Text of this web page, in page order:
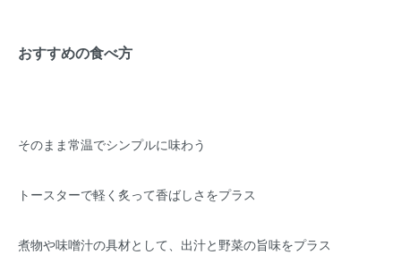
おすすめの食べ方
そのまま常温でシンプルに味わう
トースターで軽く炙って香ばしさをプラス
煮物や味噌汁の具材として、出汁と野菜の旨味をプラス